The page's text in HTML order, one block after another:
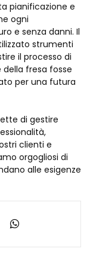
pianificazione e
ogni
e senza danni. Il
strumenti
il processo di
fresa fosse
per una futura
di gestire
clienti e
orgogliosi di
alle esigenze